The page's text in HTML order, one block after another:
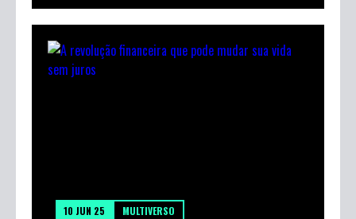
10 JUN 25 MULTIVERSO